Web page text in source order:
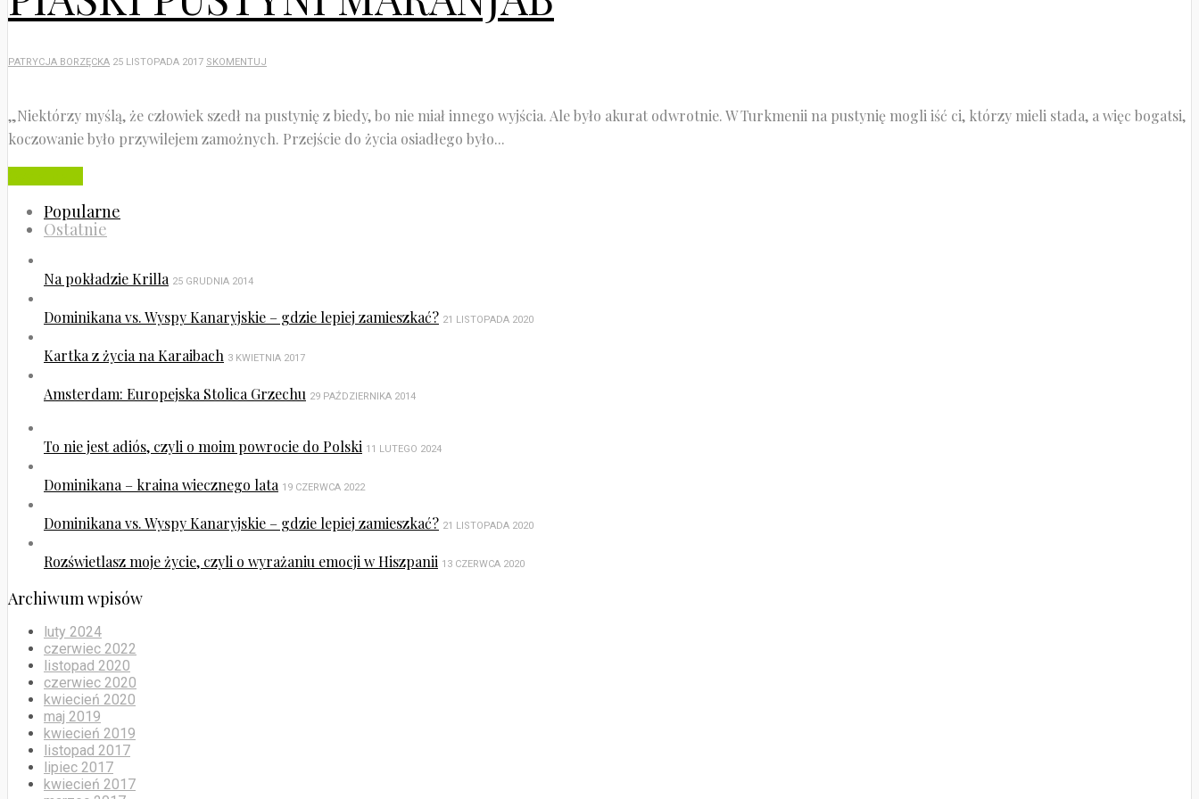
PATRYCJA BORZĘCKA 25 LISTOPADA 2017 SKOMENTUJ
„Niektórzy myślą, że człowiek szedł na pustynię z biedy, bo nie miał innego wyjścia. Ale było akurat odwrotnie. W Turkmenii na pustynię mogli iść ci, którzy mieli stada, a więc bogatsi,
koczowanie było przywilejem zamożnych. Przejście do życia osiadłego było...
Popularne
Ostatnie
Na pokładzie Krilla 25 GRUDNIA 2014
Dominikana vs. Wyspy Kanaryjskie – gdzie lepiej zamieszkać? 21 LISTOPADA 2020
Kartka z życia na Karaibach 3 KWIETNIA 2017
Amsterdam: Europejska Stolica Grzechu 29 PAŹDZIERNIKA 2014
To nie jest adiós, czyli o moim powrocie do Polski 11 LUTEGO 2024
Dominikana – kraina wiecznego lata 19 CZERWCA 2022
Dominikana vs. Wyspy Kanaryjskie – gdzie lepiej zamieszkać? 21 LISTOPADA 2020
Rozświetlasz moje życie, czyli o wyrażaniu emocji w Hiszpanii 13 CZERWCA 2020
Archiwum wpisów
luty 2024
czerwiec 2022
listopad 2020
czerwiec 2020
kwiecień 2020
maj 2019
kwiecień 2019
listopad 2017
lipiec 2017
kwiecień 2017